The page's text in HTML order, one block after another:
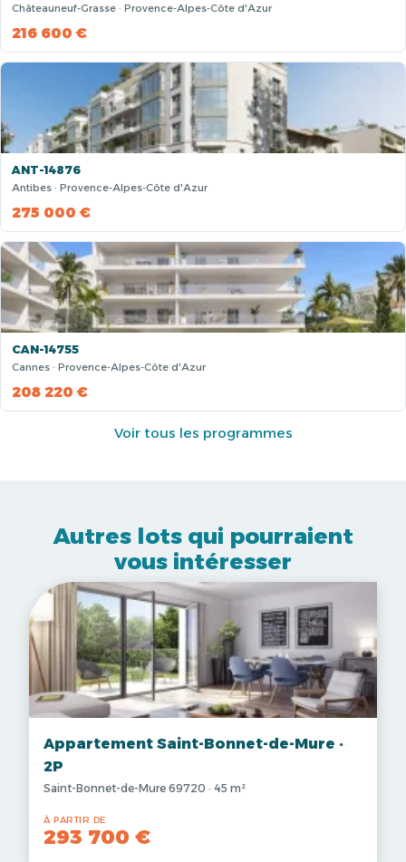
Châteauneuf-Grasse · Provence-Alpes-Côte d'Azur
216 600 €
ANT-14876
Antibes · Provence-Alpes-Côte d'Azur
275 000 €
CAN-14755
Cannes · Provence-Alpes-Côte d'Azur
208 220 €
Voir tous les programmes
Autres lots qui pourraient
vous intéresser
Appartement Saint-Bonnet-de-Mure ·
2P
Saint-Bonnet-de-Mure 69720 · 45 m²
À PARTIR DE
293 700 €